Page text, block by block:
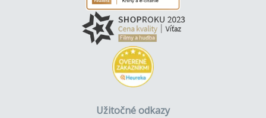
Užitočné odkazy